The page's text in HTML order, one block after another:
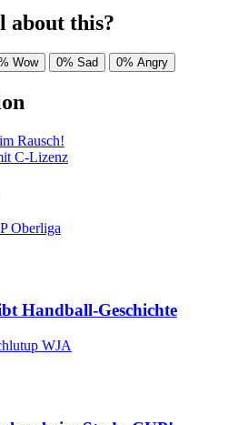
about this?
Wow 0% Sad 0% Angry
Rausch!
C-Lizenz
Handball-Geschichte